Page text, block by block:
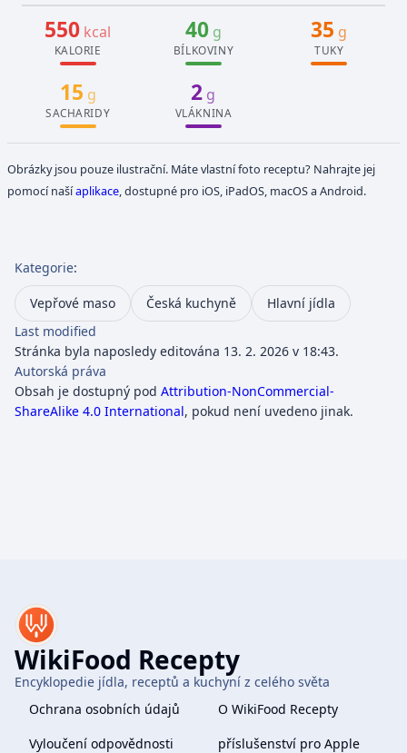
550 kcal
KALORIE
40g
BÍLKOVINY
35 g
TUKY
15 g
SACHARIDY
2 g
VLÁKNINA
Obrázky jsou pouze ilustrační. Máte vlastní foto receptu? Nahrajte jej
pomocí našíaplikace, dostupné pro iOS, iPadOS, macOS a Android.
Kategorie:
Vepřové maso Česká kuchyně
Hlavní jídla
Last modified
Stránka byla naposledy editována 13. 2. 2026 v 18:43.
Autorská práva
Obsah je dostupný pod Attribution-NonCommercial-
ShareAlike 4.0 International, pokud není uvedeno jinak.
WikiFood Recepty
Encyklopedie jídla, receptů a kuchyní z celého světa
Ochrana osobních údajů
O WikiFood Recepty
Vyloučení odpovědnosti
příslušenství pro Apple